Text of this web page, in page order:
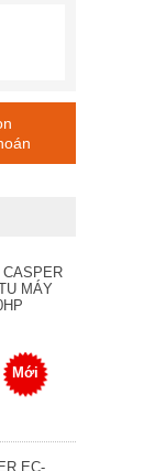
MÁY
Mới
EC-